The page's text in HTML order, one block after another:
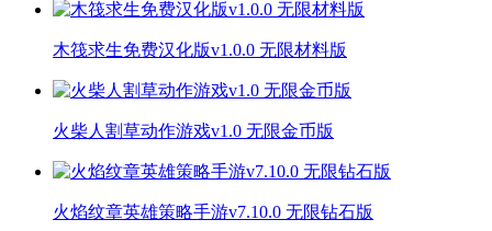
木筏求生免费汉化版v1.0.0 无限材料版
火柴人割草动作游戏v1.0 无限金币版
火焰纹章英雄策略手游v7.10.0 无限钻石版